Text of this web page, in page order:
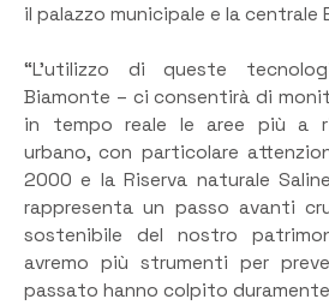
il palazzo municipale e la centrale
“L’utilizzo di queste
Biamonte – ci consentirà di
in tempo reale le aree più a
urbano, con particolare
2000 e la Riserva naturale
rappresenta un passo avanti
sostenibile del nostro
avremo più strumenti per
passato hanno colpito